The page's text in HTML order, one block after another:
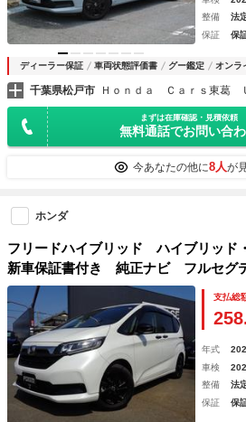
整備
法
保証
保
ディーラー保証 車両状態評価書 グー鑑定 オンラ
千葉県松戸市 Ｈｏｎｄａ Ｃａｒｓ東葛
まずは在庫確認・見積依頼
無料通話でお問い合
今あなたの他に8人が
ホンダ
フリードハイブリッド ハイブリッド
新車保証書付き 純正ナビ フルセグ
ｔｈ バックモニター ドライブレコ
Ｃ スマートキー シートヒーター
ア ＬＥＤライト アルミホイール
支払総
年式
車検
整備
法
保証
保